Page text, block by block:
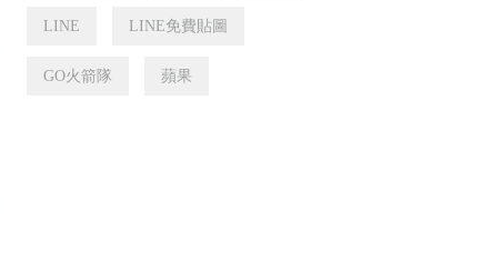
LINE LINE免費貼圖
GO火箭隊 蘋果